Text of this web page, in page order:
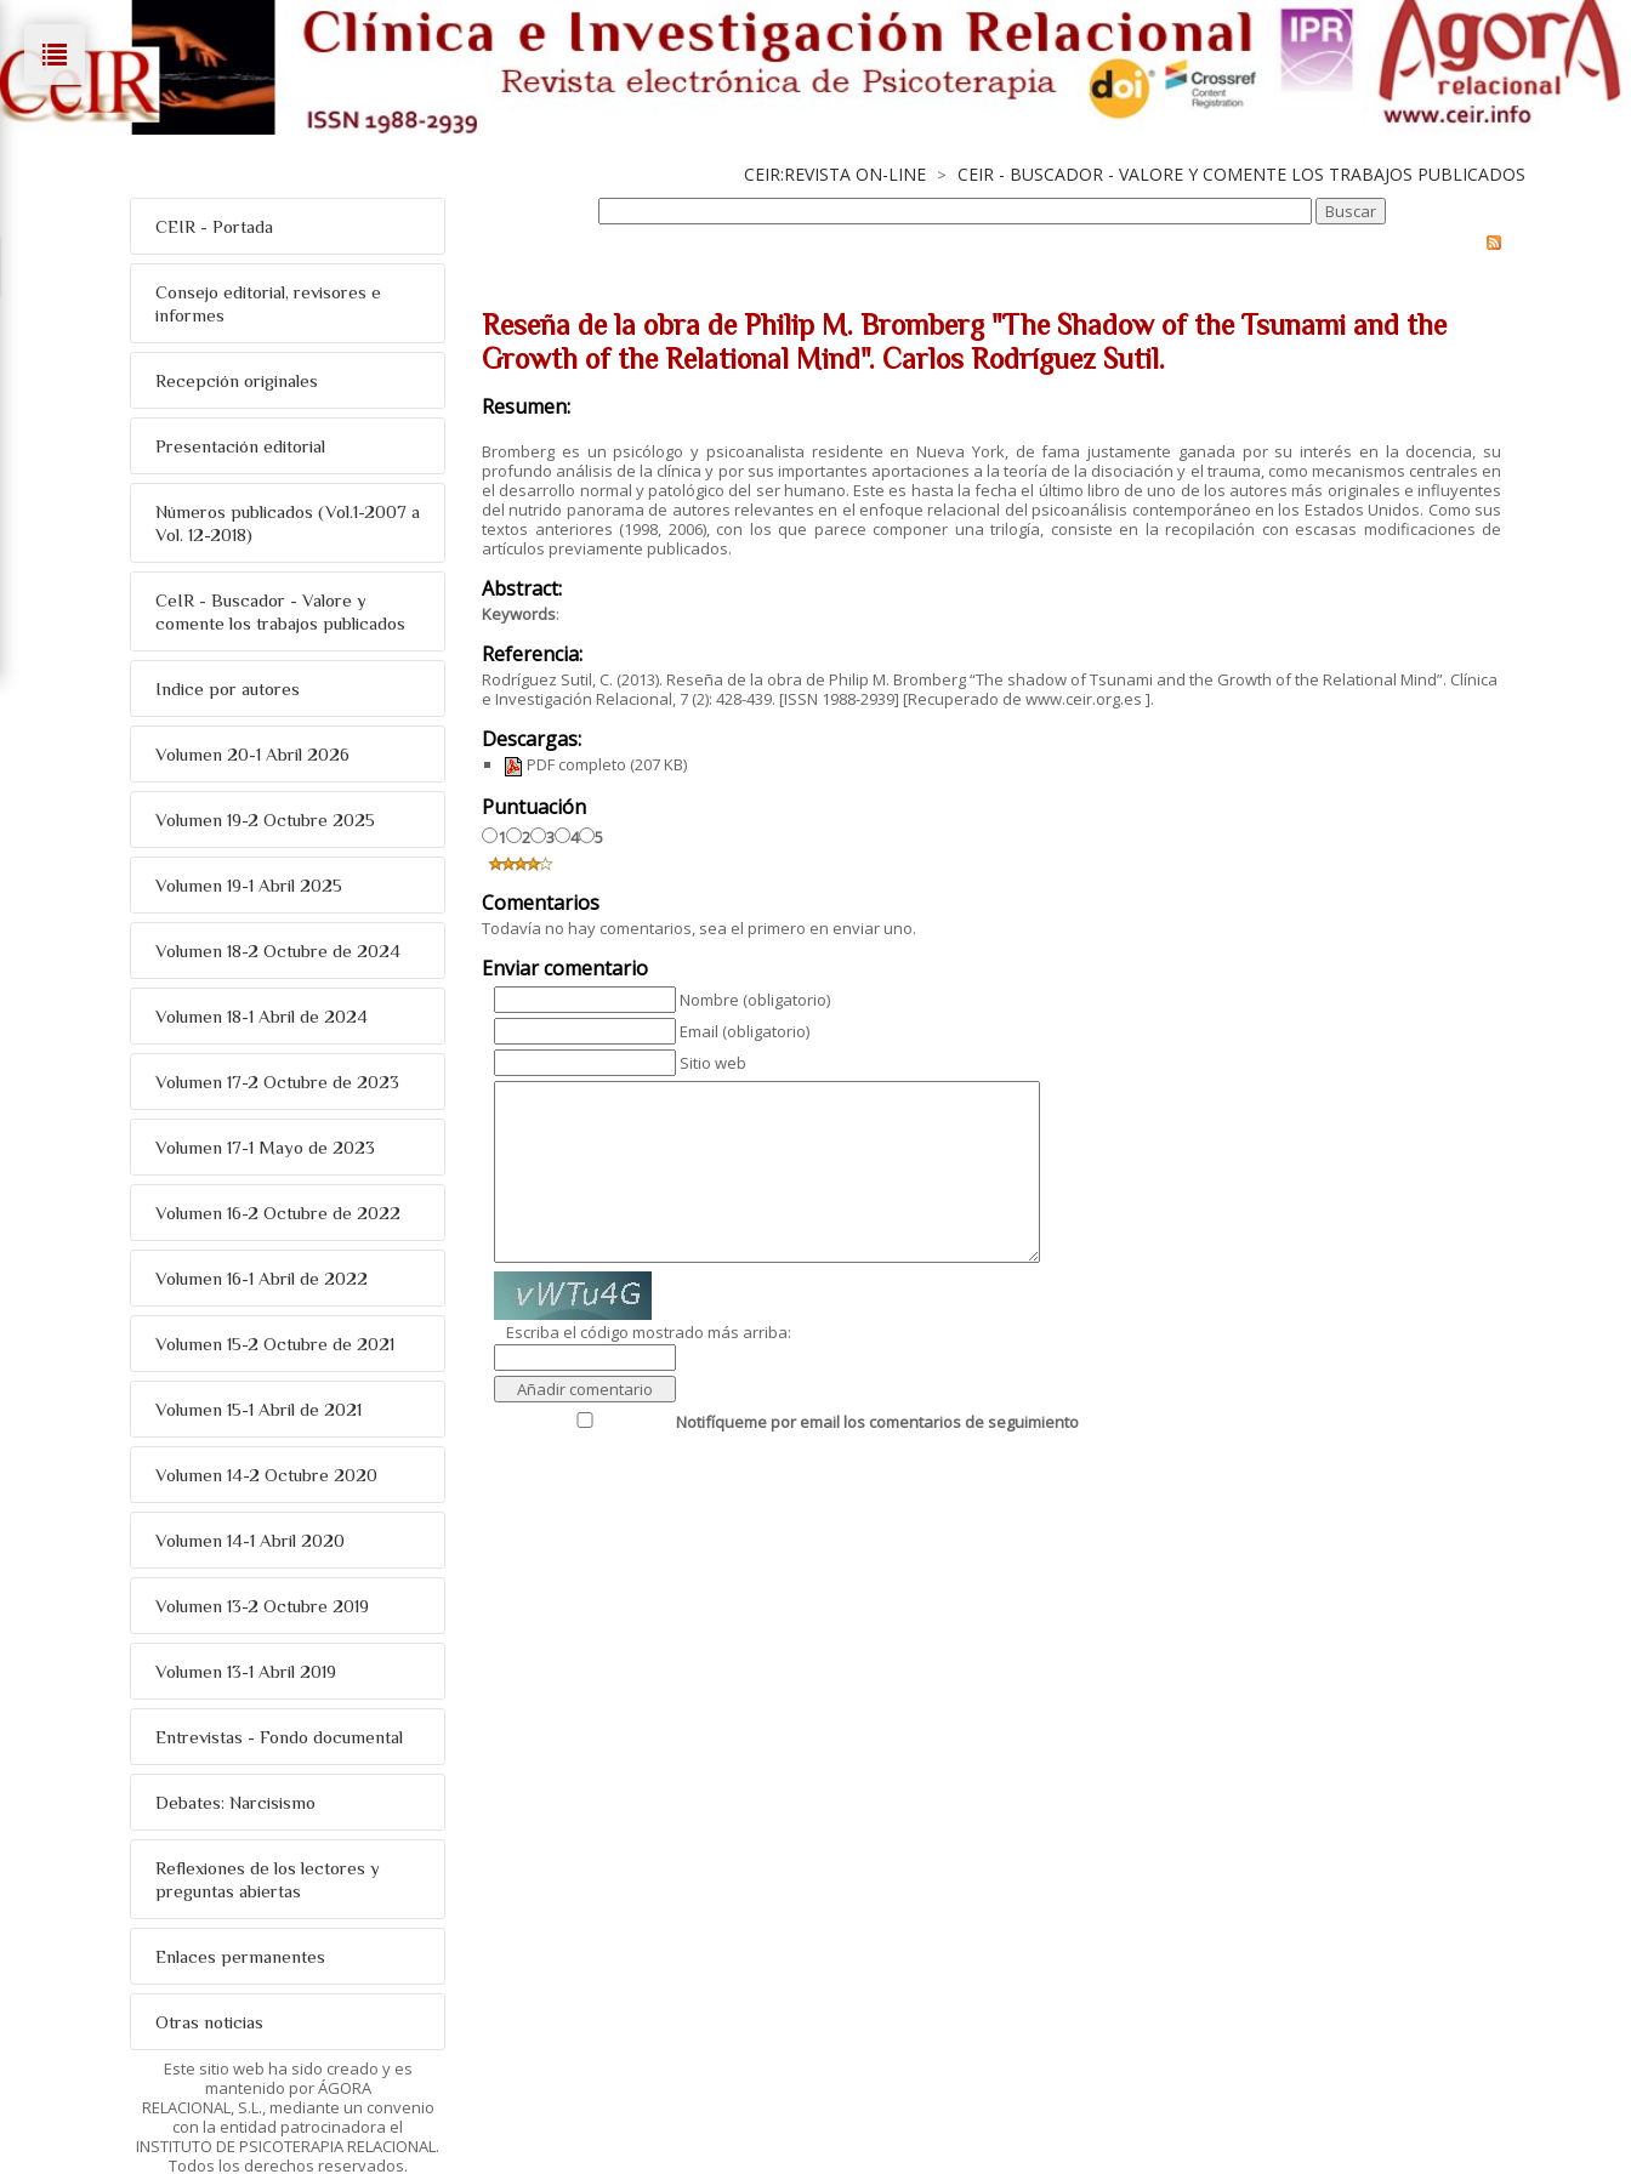
CEIR:REVISTA ON-LINE > CEIR - BUSCADOR - VALORE Y COMENTE LOS TRABAJOS PUBLICADOS
CEIR - Portada
Consejo editorial, revisores e
informes
Recepción originales
Presentación editorial
Números publicados (Vol.1-2007 a
Vol. 12-2018)
CeIR - Buscador - Valore y
comente los trabajos publicados
Indice por autores
Volumen 20-1 Abril 2026
Volumen 19-2 Octubre 2025
Volumen 19-1 Abril 2025
Volumen 18-2 Octubre de 2024
Volumen 18-1 Abril de 2024
Volumen 17-2 Octubre de 2023
Volumen 17-1 Mayo de 2023
Volumen 16-2 Octubre de 2022
Volumen 16-1 Abril de 2022
Volumen 15-2 Octubre de 2021
Volumen 15-1 Abril de 2021
Volumen 14-2 Octubre 2020
Volumen 14-1 Abril 2020
Volumen 13-2 Octubre 2019
Volumen 13-1 Abril 2019
Entrevistas - Fondo documental
Debates: Narcisismo
Reflexiones de los lectores y
preguntas abiertas
Enlaces permanentes
Otras noticias
Este sitio web ha sido creado y es
mantenido por ÁGORA
RELACIONAL, S.L., mediante un convenio
con la entidad patrocinadora el
INSTITUTO DE PSICOTERAPIA RELACIONAL.
Todos los derechos reservados.
Reseña de la obra de Philip M. Bromberg "The Shadow of the Tsunami and the
Growth of the Relational Mind". Carlos Rodríguez Sutil.
Resumen:
Bromberg es un psicólogo y psicoanalista residente en Nueva York, de fama justamente ganada por su interés en la docencia, su
profundo análisis de la clínica y por sus importantes aportaciones a la teoría de la disociación y el trauma, como mecanismos centrales en
el desarrollo normal y patológico del ser humano. Este es hasta la fecha el último libro de uno de los autores más originales e influyentes
del nutrido panorama de autores relevantes en el enfoque relacional del psicoanálisis contemporáneo en los Estados Unidos. Como sus
textos anteriores (1998, 2006), con los que parece componer una trilogía, consiste en la recopilación con escasas modificaciones de
artículos previamente publicados.
Abstract:
Keywords:
Referencia:
Rodríguez Sutil, C. (2013). Reseña de la obra de Philip M. Bromberg “The shadow of Tsunami and the Growth of the Relational Mind”. Clínica
e Investigación Relacional, 7 (2): 428-439. [ISSN 1988-2939] [Recuperado de www.ceir.org.es ].
Descargas:
PDF completo (207 KB)
Puntuación
1 2 3 4 5
Comentarios
Todavía no hay comentarios, sea el primero en enviar uno.
Enviar comentario
Nombre (obligatorio)
Email (obligatorio)
Sitio web
Escriba el código mostrado más arriba:
Notifíqueme por email los comentarios de seguimiento